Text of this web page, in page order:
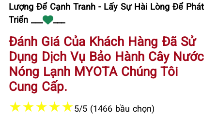
Lượng Để Cạnh Tranh - Lấy Sự Hài Lòng Để Phát
Triển ___
___
Đánh Giá Của Khách Hàng Đã Sử
Dụng Dịch Vụ Bảo Hành Cây Nước
Nóng Lạnh MYOTA Chúng Tôi
Cung Cấp.
★★★★★5/5 (1466 bầu chọn)